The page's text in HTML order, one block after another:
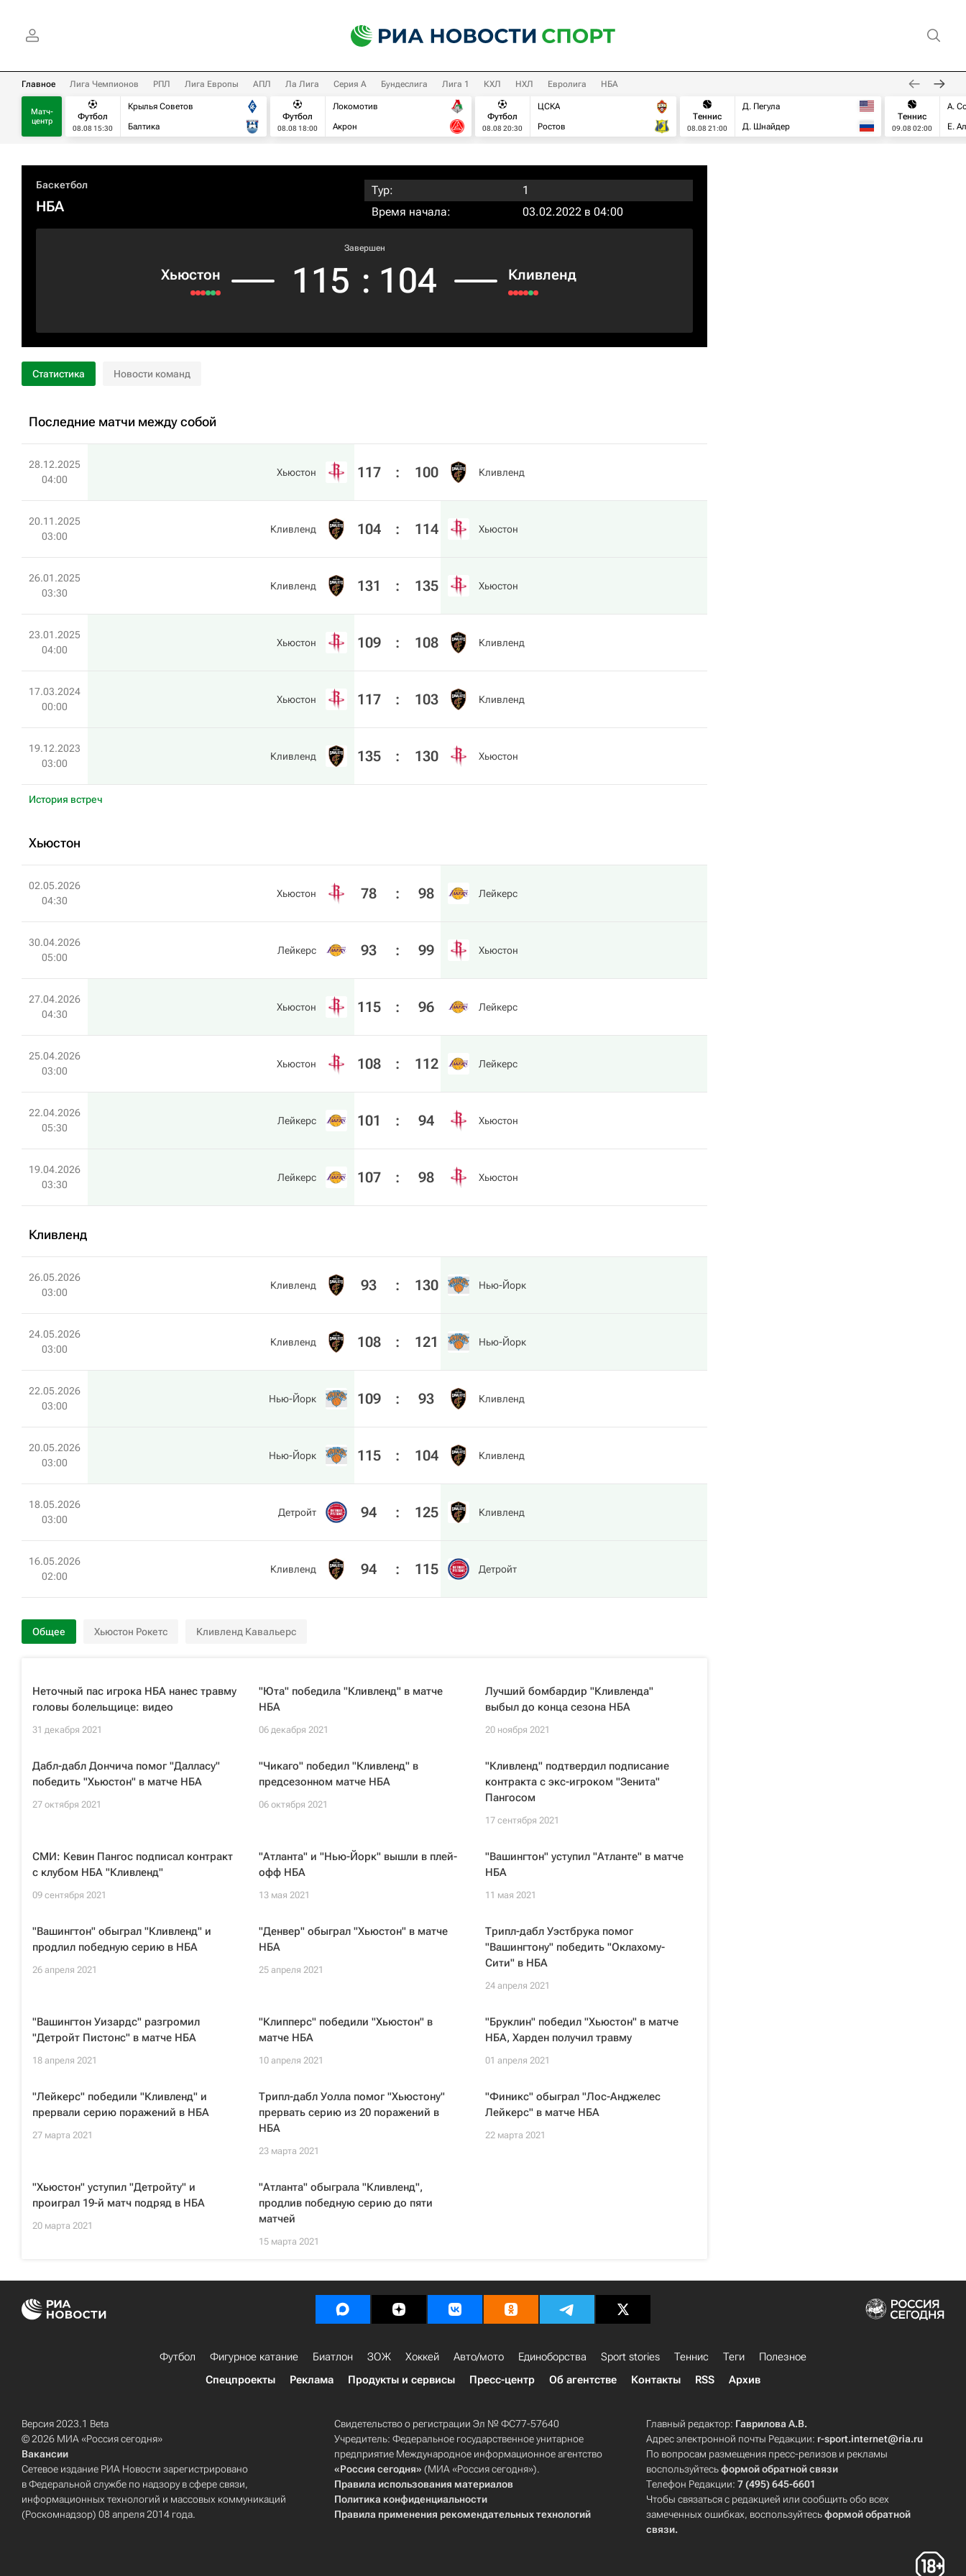
Главное Лига Чемпионов РПЛ Лига Европы АПЛ Ла Лига Серия А Бундеслига Лига 1 КХЛ НХЛ Евролига НБА
Матч-
центр
Футбол
08.08 15:30
Крылья Советов
Балтика
Футбол
08.08 18:00
Локомотив
Акрон
Футбол
08.08 20:30
ЦСКА
Ростов
Теннис
08.08 21:00
Д. Пегула
Д. Шнайдер
Теннис
09.08 02:00
А.
Е.
Баскетбол
НБА
Тур:
1
Время начала:
03.02.2022 в 04:00
Хьюстон
Завершен
115 : 104 Кливленд
Статистика Новости команд
Последние матчи между собой
28.12.2025
04:00
Хьюстон 117 : 100 Кливленд
20.11.2025
03:00
Кливленд 104 : 114 Хьюстон
26.01.2025
03:30
Кливленд 131 : 135 Хьюстон
23.01.2025
04:00
Хьюстон 109 : 108 Кливленд
17.03.2024
00:00
Хьюстон 117 : 103 Кливленд
19.12.2023
03:00
Кливленд 135 : 130 Хьюстон
История встреч
Хьюстон
02.05.2026
04:30
Хьюстон 78 : 98 Лейкерс
30.04.2026
05:00
Лейкерс 93 : 99 Хьюстон
27.04.2026
04:30
Хьюстон 115 : 96 Лейкерс
25.04.2026
03:00
Хьюстон 108 : 112 Лейкерс
22.04.2026
05:30
Лейкерс 101 : 94 Хьюстон
19.04.2026
03:30
Лейкерс 107 : 98 Хьюстон
Кливленд
26.05.2026
03:00
Кливленд 93 : 130 Нью-Йорк
24.05.2026
03:00
Кливленд 108 : 121 Нью-Йорк
22.05.2026
03:00
Нью-Йорк 109 : 93 Кливленд
20.05.2026
03:00
Нью-Йорк 115 : 104 Кливленд
18.05.2026
03:00
Детройт 94 : 125 Кливленд
16.05.2026
02:00
Кливленд 94 : 115 Детройт
Общее Хьюстон Рокетс Кливленд Кавальерс
Неточный пас игрока НБА нанес травму
головы болельщице: видео
31 декабря 2021
"Юта" победила "Кливленд" в матче
НБА
06 декабря 2021
Лучший бомбардир "Кливленда"
выбыл до конца сезона НБА
20 ноября 2021
Дабл-дабл Дончича помог "Далласу"
победить "Хьюстон" в матче НБА
27 октября 2021
"Чикаго" победил "Кливленд" в
предсезонном матче НБА
06 октября 2021
"Кливленд" подтвердил подписание
контракта с экс-игроком "Зенита"
Пангосом
17 сентября 2021
СМИ: Кевин Пангос подписал контракт
с клубом НБА "Кливленд"
09 сентября 2021
"Атланта" и "Нью-Йорк" вышли в плей-
офф НБА
13 мая 2021
"Вашингтон" уступил "Атланте" в матче
НБА
11 мая 2021
"Вашингтон" обыграл "Кливленд" и
продлил победную серию в НБА
26 апреля 2021
"Денвер" обыграл "Хьюстон" в матче
НБА
25 апреля 2021
Трипл-дабл Уэстбрука помог
"Вашингтону" победить "Оклахому-
Сити" в НБА
24 апреля 2021
"Вашингтон Уизардс" разгромил
"Детройт Пистонс" в матче НБА
18 апреля 2021
"Клипперс" победили "Хьюстон" в
матче НБА
10 апреля 2021
"Бруклин" победил "Хьюстон" в матче
НБА, Харден получил травму
01 апреля 2021
"Лейкерс" победили "Кливленд" и
прервали серию поражений в НБА
27 марта 2021
Трипл-дабл Уолла помог "Хьюстону"
прервать серию из 20 поражений в
НБА
23 марта 2021
"Финикс" обыграл "Лос-Анджелес
Лейкерс" в матче НБА
22 марта 2021
"Хьюстон" уступил "Детройту" и
проиграл 19-й матч подряд в НБА
20 марта 2021
"Атланта" обыграла "Кливленд",
продлив победную серию до пяти
матчей
15 марта 2021
Футбол Фигурное катание Биатлон ЗОЖ Хоккей Авто/мото Единоборства Sport stories Теннис Теги
Полезное
Спецпроекты
Реклама Продукты и сервисы Пресс-центр Об агентстве Контакты RSS Архив
Версия 2023.1 Beta
© 2026 МИА «Россия сегодня»
Вакансии
Сетевое издание РИА Новости зарегистрировано
в Федеральной службе по надзору в сфере связи,
информационных технологий и массовых коммуникаций
(Роскомнадзор) 08 апреля 2014 года.
Свидетельство о регистрации Эл № ФС77-57640
Учредитель: Федеральное государственное унитарное
предприятие Международное информационное агентство
«Россия сегодня» (МИА «Россия сегодня»).
Правила использования материалов
Политика конфиденциальности
Правила применения рекомендательных технологий
Главный редактор: Гаврилова А.В.
Адрес электронной почты Редакции: r-sport.internet@ria.ru
По вопросам размещения пресс-релизов и рекламы
воспользуйтесьформой обратной связи
Телефон Редакции:7 (495) 645-6601
Чтобы связаться с редакцией или сообщить обо всех
замеченных ошибках, воспользуйтесьформой обратной
связи.